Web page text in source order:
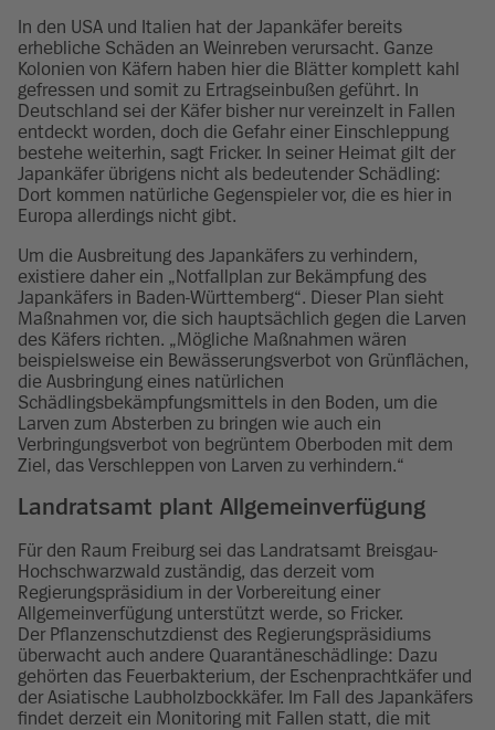
In den USA und Italien hat der Japankäfer bereits
erhebliche Schäden an Weinreben verursacht. Ganze
Kolonien von Käfern haben hier die Blätter komplett kahl
gefressen und somit zu Ertragseinbußen geführt. In
Deutschland sei der Käfer bisher nur vereinzelt in Fallen
entdeckt worden, doch die Gefahr einer Einschleppung
bestehe weiterhin, sagt Fricker. In seiner Heimat gilt der
Japankäfer übrigens nicht als bedeutender Schädling:
Dort kommen natürliche Gegenspieler vor, die es hier in
Europa allerdings nicht gibt.
Um die Ausbreitung des Japankäfers zu verhindern,
existiere daher ein „Notfallplan zur Bekämpfung des
Japankäfers in Baden-Württemberg“. Dieser Plan sieht
Maßnahmen vor, die sich hauptsächlich gegen die Larven
des Käfers richten. „Mögliche Maßnahmen wären
beispielsweise ein Bewässerungsverbot von Grünflächen,
die Ausbringung eines natürlichen
Schädlingsbekämpfungsmittels in den Boden, um die
Larven zum Absterben zu bringen wie auch ein
Verbringungsverbot von begrüntem Oberboden mit dem
Ziel, das Verschleppen von Larven zu verhindern.“
Landratsamt plant Allgemeinverfügung
Für den Raum Freiburg sei das Landratsamt Breisgau-
Hochschwarzwald zuständig, das derzeit vom
Regierungspräsidium in der Vorbereitung einer
Allgemeinverfügung unterstützt werde, so Fricker.
Der Pflanzenschutzdienst des Regierungspräsidiums
überwacht auch andere Quarantäneschädlinge: Dazu
gehörten das Feuerbakterium, der Eschenprachtkäfer und
der Asiatische Laubholzbockkäfer. Im Fall des Japankäfers
findet derzeit ein Monitoring mit Fallen statt, die mit